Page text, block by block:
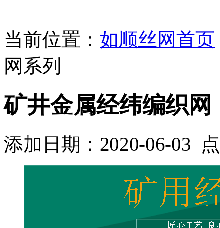
当前位置： 如顺丝网首页
网系列
矿井金属经纬编织网
添加日期：2020-06-03